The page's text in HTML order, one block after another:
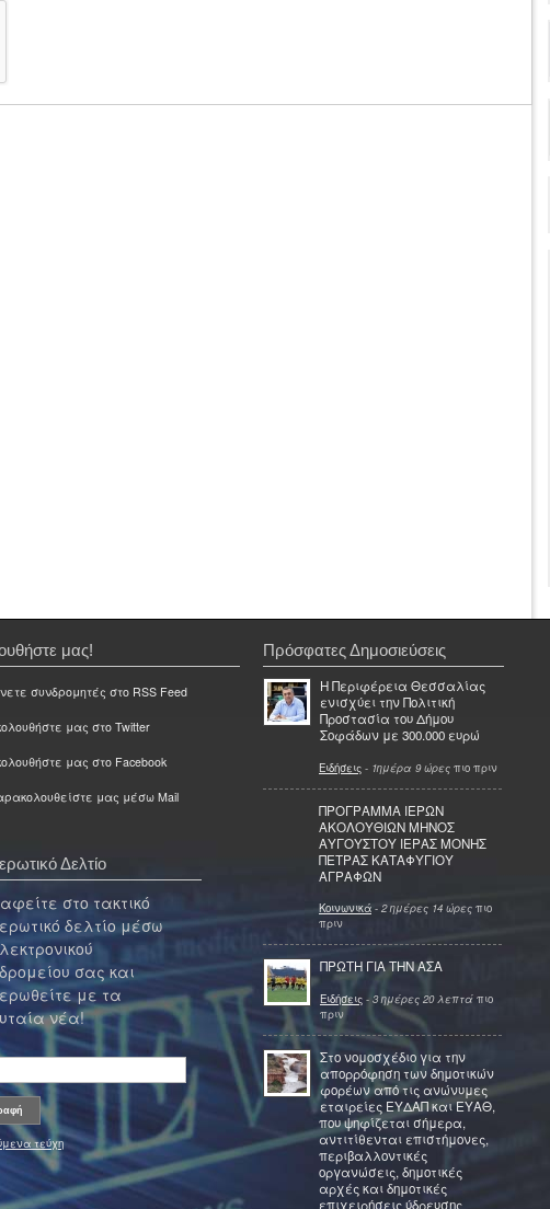
μας!
συνδρομητές στο RSS Feed
μας στο Twitter
μας στο Facebook
μας μέσω Mail
Δελτίο
στο τακτικό
δελτίο μέσω
σας και
με τα
νέα!
τεύχη
Πρόσφατες Δημοσιεύσεις
Η Περιφέρεια Θεσσαλίας
ενισχύει την Πολιτική
Προστασία του Δήμου
Σοφάδων με 300.000 ευρώ
Ειδήσεις - 1ημέρα 9 ώρες πιο πριν
ΠΡΟΓΡΑΜΜΑ ΙΕΡΩΝ
ΑΚΟΛΟΥΘΙΩΝ ΜΗΝΟΣ
ΑΥΓΟΥΣΤΟΥ ΙΕΡΑΣ ΜΟΝΗΣ
ΠΕΤΡΑΣ ΚΑΤΑΦΥΓΙΟΥ
ΑΓΡΑΦΩΝ
Κοινωνικά - 2 ημέρες 14 ώρες πιο
πριν
ΠΡΩΤΗ ΓΙΑ ΤΗΝ ΑΣΑ
Ειδήσεις - 3 ημέρες 20 λεπτά πιο
πριν
Στο νομοσχέδιο για την
απορρόφηση των δημοτικών
φορέων από τις ανώνυμες
εταιρείες ΕΥΔΑΠ και ΕΥΑΘ,
που ψηφίζεται σήμερα,
αντιτίθενται επιστήμονες,
περιβαλλοντικές
οργανώσεις, δημοτικές
αρχές και δημοτικές
επιχειρήσεις ύδρευσης